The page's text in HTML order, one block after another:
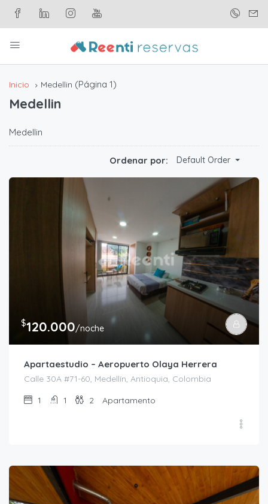
Inicio Medellin (Página 1)
Medellin
Medellin
Ordenar por: Default Order
$120.000/noche
Apartaestudio – Aeropuerto Olaya Herrera
Calle 30A #71-60, Medellín, Antioquia, Colombia
1
1 2 Apartamento